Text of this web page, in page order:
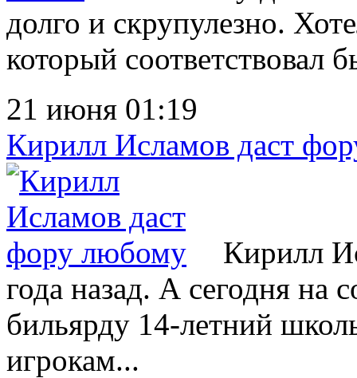
долго и скрупулезно.
который соответствовал
21 июня 01:19
Кирилл Исламов даст
Кирилл
года назад. А сегодня на
бильярду 14-летний
игрокам...